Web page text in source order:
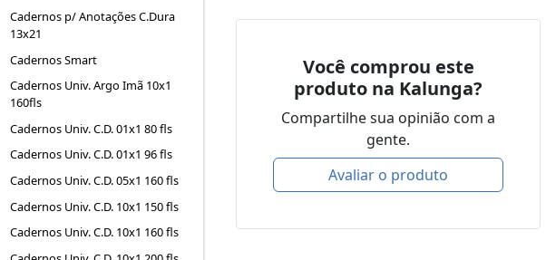
Cadernos p/ Anotações C.Dura
13x21
Cadernos Smart
Cadernos Univ. Argo Imã 10x1
160fls
Cadernos Univ. C.D. 01x1 80 fls
Cadernos Univ. C.D. 01x1 96 fls
Cadernos Univ. C.D. 05x1 160 fls
Cadernos Univ. C.D. 10x1 150 fls
Cadernos Univ. C.D. 10x1 160 fls
Você comprou este
produto na Kalunga?
Compartilhe sua opinião com a
gente.
Avaliar o produto